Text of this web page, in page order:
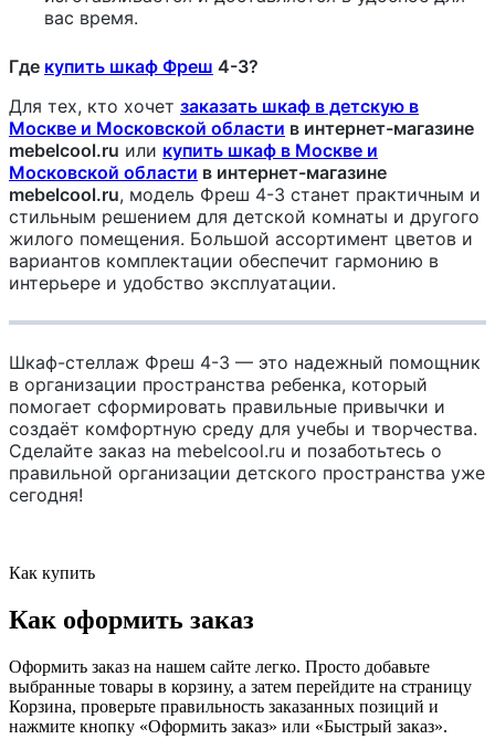
вас время.
Где купить шкаф Фреш 4-3?
Для тех, кто хочет заказать шкаф в детскую в
Москве и Московской области в интернет-магазине
mebelcool.ru или купить шкаф в Москве и
Московской области в интернет-магазине
mebelcool.ru, модель Фреш 4-3 станет практичным и
стильным решением для детской комнаты и другого
жилого помещения. Большой ассортимент цветов и
вариантов комплектации обеспечит гармонию в
интерьере и удобство эксплуатации.
Шкаф-стеллаж Фреш 4-3 — это надежный помощник
в организации пространства ребенка, который
помогает сформировать правильные привычки и
создаёт комфортную среду для учебы и творчества.
Сделайте заказ на mebelcool.ru и позаботьтесь о
правильной организации детского пространства уже
сегодня!
Как купить
Как оформить заказ
Оформить заказ на нашем сайте легко. Просто добавьте
выбранные товары в корзину, а затем перейдите на страницу
Корзина, проверьте правильность заказанных позиций и
нажмите кнопку «Оформить заказ» или «Быстрый заказ».